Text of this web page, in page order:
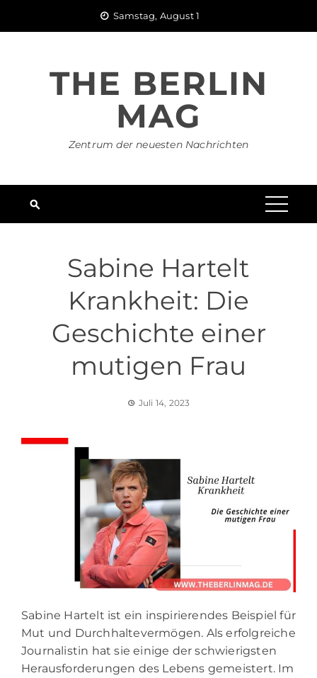
Samstag, August 1
THE BERLIN
MAG
Zentrum der neuesten Nachrichten
Sabine Hartelt
Krankheit: Die
Geschichte einer
mutigen Frau
Juli 14, 2023
Sabine Hartelt ist ein inspirierendes Beispiel für
Mut und Durchhaltevermögen. Als erfolgreiche
Journalistin hat sie einige der schwierigsten
Herausforderungen des Lebens gemeistert. Im